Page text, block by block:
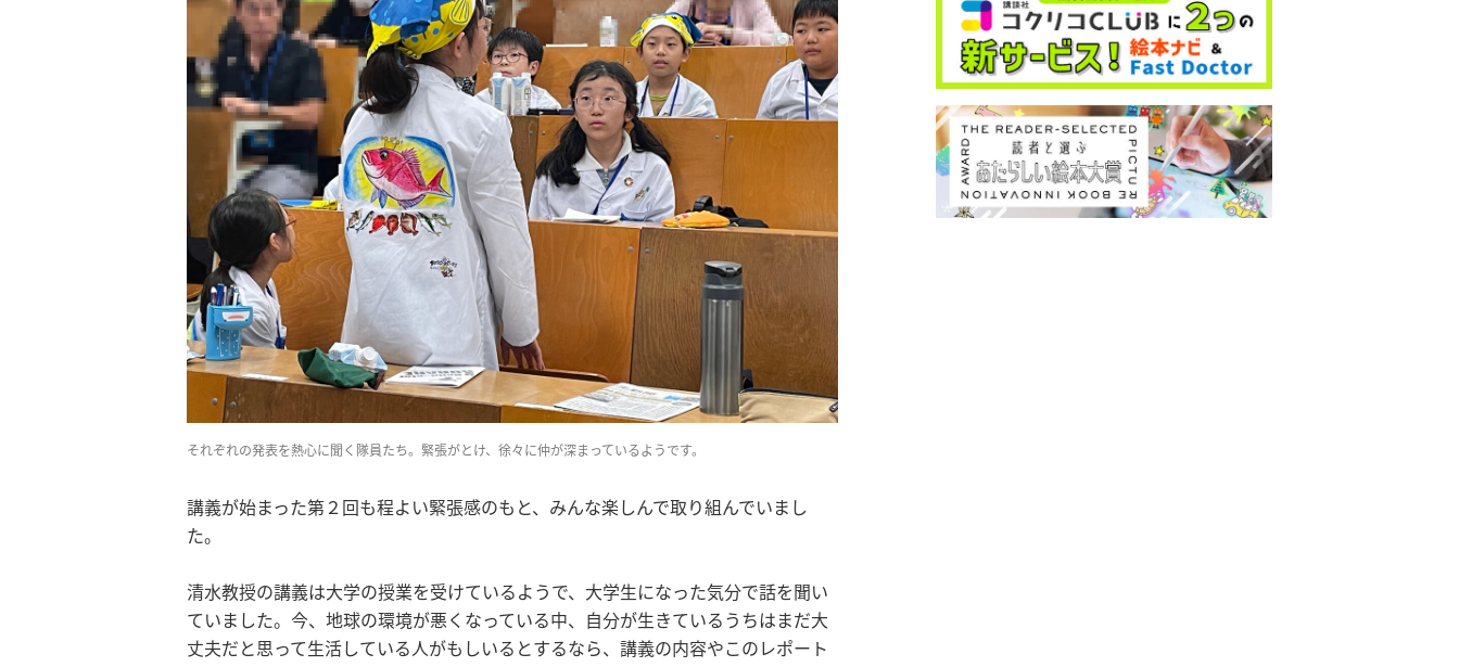
それぞれの発表を熱心に聞く隊員たち。緊張がとけ、徐々に仲が深まっているようです。
講義が始まった第２回も程よい緊張感のもと、みんな楽しんで取り組んでいまし
た。
清水教授の講義は大学の授業を受けているようで、大学生になった気分で話を聞い
ていました。今、地球の環境が悪くなっている中、自分が生きているうちはまだ大
丈夫だと思って生活している人がもしいるとするなら、講義の内容やこのレポート